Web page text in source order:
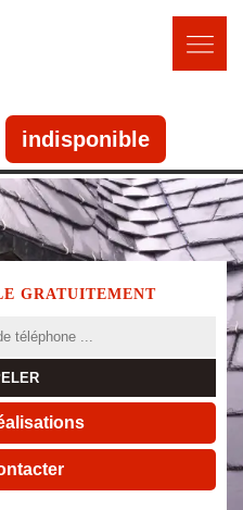
indisponible
GRATUITEMENT